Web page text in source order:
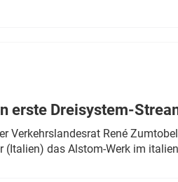
erste Dreisystem-
Verkehrslandesrat René
(Italien) das Alstom-Werk im